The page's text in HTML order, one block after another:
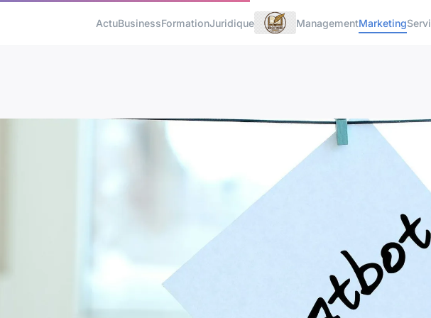
ActuBusinessFormationJuridique ManagementMarketing